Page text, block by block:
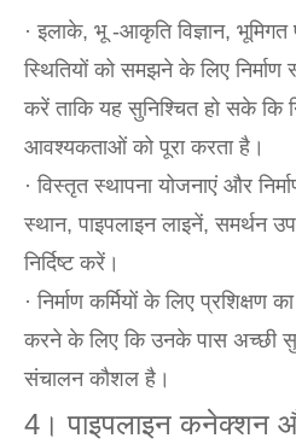
· इलाके, भू -आकृति विज्ञान,
स्थितियों को समझने के लिए
करें ताकि यह सुनिश्चित हो सके कि
आवश्यकताओं को पूरा करता है।
· विस्तृत स्थापना योजनाएं और
स्थान, पाइपलाइन लाइनें, समर्थन
निर्दिष्ट करें।
· निर्माण कर्मियों के लिए
करने के लिए कि उनके पास अच्छी
संचालन कौशल है।
4। पाइपलाइन कनेक्शन